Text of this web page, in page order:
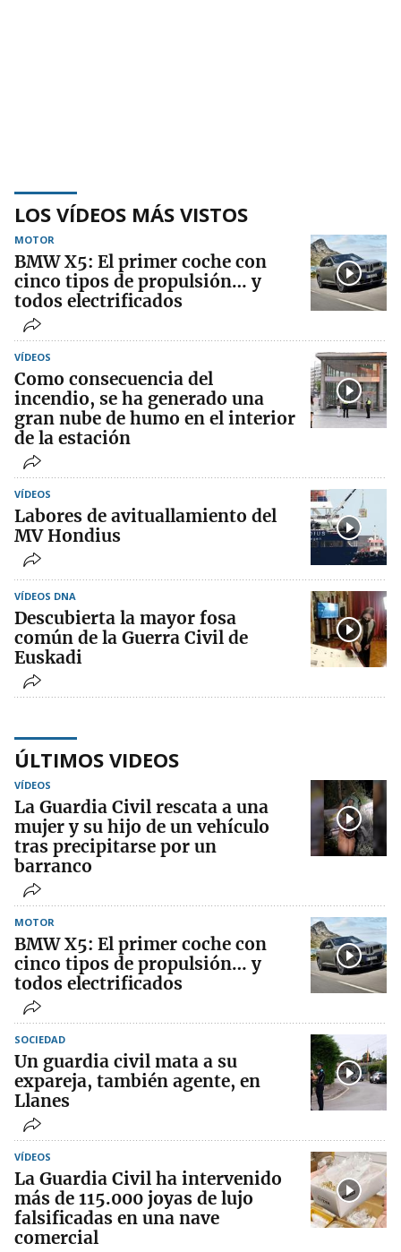
LOS VÍDEOS MÁS VISTOS
MOTOR
BMW X5: El primer coche con
cinco tipos de propulsión… y
todos electrificados
VÍDEOS
Como consecuencia del
incendio, se ha generado una
gran nube de humo en el interior
de la estación
VÍDEOS
Labores de avituallamiento del
MV Hondius
VÍDEOS DNA
Descubierta la mayor fosa
común de la Guerra Civil de
Euskadi
ÚLTIMOS VIDEOS
VÍDEOS
La Guardia Civil rescata a una
mujer y su hijo de un vehículo
tras precipitarse por un
barranco
MOTOR
BMW X5: El primer coche con
cinco tipos de propulsión… y
todos electrificados
SOCIEDAD
Un guardia civil mata a su
expareja, también agente, en
Llanes
VÍDEOS
La Guardia Civil ha intervenido
más de 115.000 joyas de lujo
falsificadas en una nave
comercial